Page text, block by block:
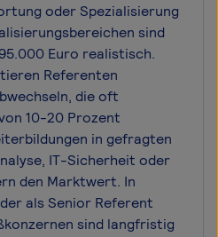
oder Spezialisierung
sind
Euro realistisch.
Referenten
die oft
10-20 Prozent
in gefragten
IT-Sicherheit oder
den Marktwert. In
als Senior Referent
sind langfristig